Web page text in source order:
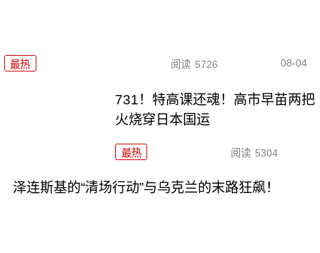
最热 阅读 5726 08-04
731！特高课还魂！高市早苗两把
火烧穿日本国运
最热 阅读 5304
泽连斯基的“清场行动”与乌克兰的末路狂飙！